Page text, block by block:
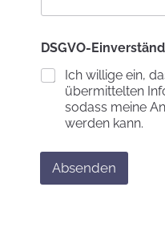
DSGVO-
Ich willige ein,
übermittelten
sodass meine
werden kann.
Absenden